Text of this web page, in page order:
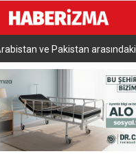
ve Pakistan arasındaki
dünya basınında